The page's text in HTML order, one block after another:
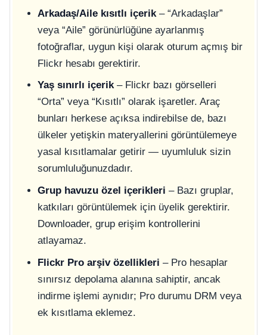
Arkadaş/Aile kısıtlı içerik– “Arkadaşlar”
veya “Aile” görünürlüğüne ayarlanmış
fotoğraflar, uygun kişi olarak oturum açmış bir
Flickr hesabı gerektirir.
Yaş sınırlı içerik– Flickr bazı görselleri
“Orta” veya “Kısıtlı” olarak işaretler. Araç
bunları herkese açıksa indirebilse de, bazı
ülkeler yetişkin materyallerini görüntülemeye
yasal kısıtlamalar getirir — uyumluluk sizin
sorumluluğunuzdadır.
Grup havuzu özel içerikleri – Bazı gruplar,
katkıları görüntülemek için üyelik gerektirir.
Downloader, grup erişim kontrollerini
atlayamaz.
Flickr Pro arşiv özellikleri – Pro hesaplar
sınırsız depolama alanına sahiptir, ancak
indirme işlemi aynıdır; Pro durumu DRM veya
ek kısıtlama eklemez.